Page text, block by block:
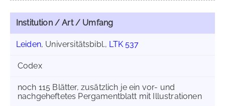
Institution / Art / Umfang
Leiden, Universitätsbibl., LTK 537
Codex
noch 115 Blätter, zusätzlich je ein vor- und
nachgeheftetes Pergamentblatt mit Illustrationen